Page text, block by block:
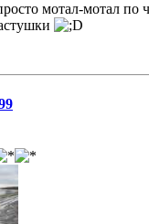
мотал-мотал по